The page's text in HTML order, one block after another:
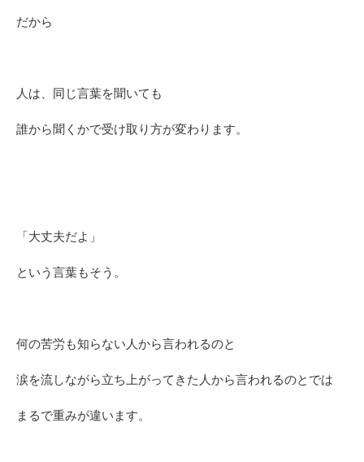
だから
人は、同じ言葉を聞いても
誰から聞くかで受け取り方が変わります。
「大丈夫だよ」
という言葉もそう。
何の苦労も知らない人から言われるのと
涙を流しながら立ち上がってきた人から言われるのとでは
まるで重みが違います。